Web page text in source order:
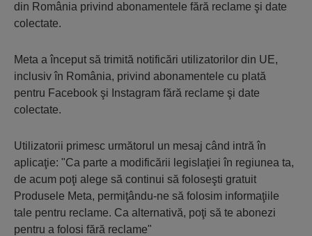
din România privind abonamentele fără reclame şi date
colectate.
Meta a început să trimită notificări utilizatorilor din UE,
inclusiv în România, privind abonamentele cu plată
pentru Facebook şi Instagram fără reclame şi date
colectate.
Utilizatorii primesc următorul un mesaj când intră în
aplicaţie: "Ca parte a modificării legislaţiei în regiunea ta,
de acum poţi alege să continui să foloseşti gratuit
Produsele Meta, permiţându-ne să folosim informaţiile
tale pentru reclame. Ca alternativă, poţi să te abonezi
pentru a folosi fără reclame"